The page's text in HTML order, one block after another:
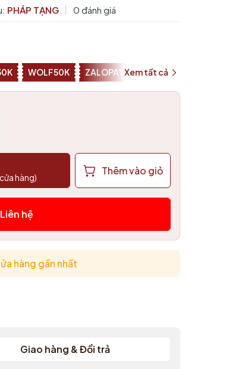
PHÁP TẠNG 0 đánh giá
WOLF50K ZALOPAY25K SHOPEEPAY026
Xem tất cả
hàng)
Thêm vào giỏ
Liên hệ
hàng gần nhất
Giao hàng & Đổi trả